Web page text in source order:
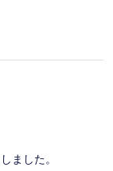
ました。